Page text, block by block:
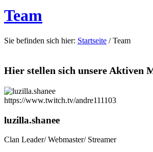
Team
Sie befinden sich hier: Startseite / Team
Hier stellen sich unsere Aktiven
https://www.twitch.tv/andre111103
luzilla.shanee
Clan Leader/ Webmaster/ Streamer